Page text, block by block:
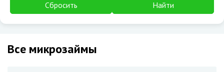
Сбросить Найти
Все микрозаймы